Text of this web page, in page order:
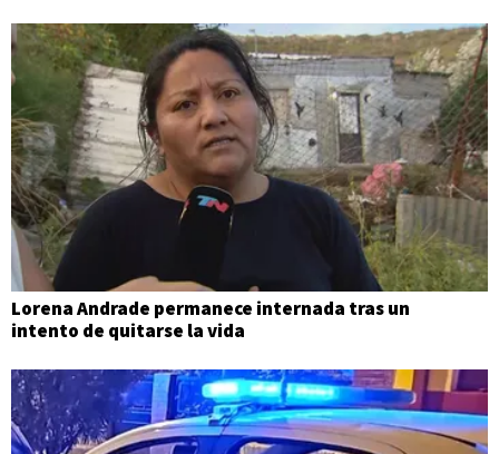
Lorena Andrade permanece internada tras un
intento de quitarse la vida